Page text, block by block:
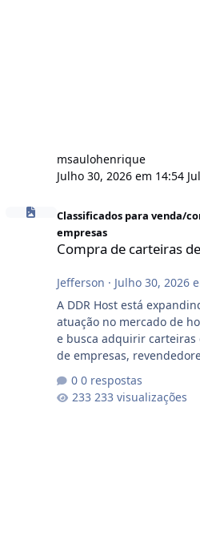
msaulohenrique
Julho 30, 2026 em 14:54
Compra de carteiras de clientes
Classificados para venda/
empresas
Compra de carteiras
Jefferson · Julho 30, 2026
A DDR Host está
atuação no mercado de
e busca adquirir carteiras
de empresas,
suas atividades ou reduzir
operação. Se você possui
0 respostas
233 visualizações